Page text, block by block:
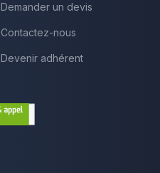
Demander un devis
Contactez-nous
Devenir adhérent